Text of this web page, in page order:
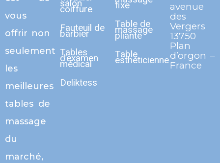
vous
offrir non
seulement
les
meilleures
tables de
massage
du
marché,
salon
coiffure
Fauteuil de
barbier
Tables
d’examen
médical
Deliktess
fixe
Table de
massage
pliante
Table
esthéticienne
avenue
des
Vergers
13750
Plan
d’orgon –
France